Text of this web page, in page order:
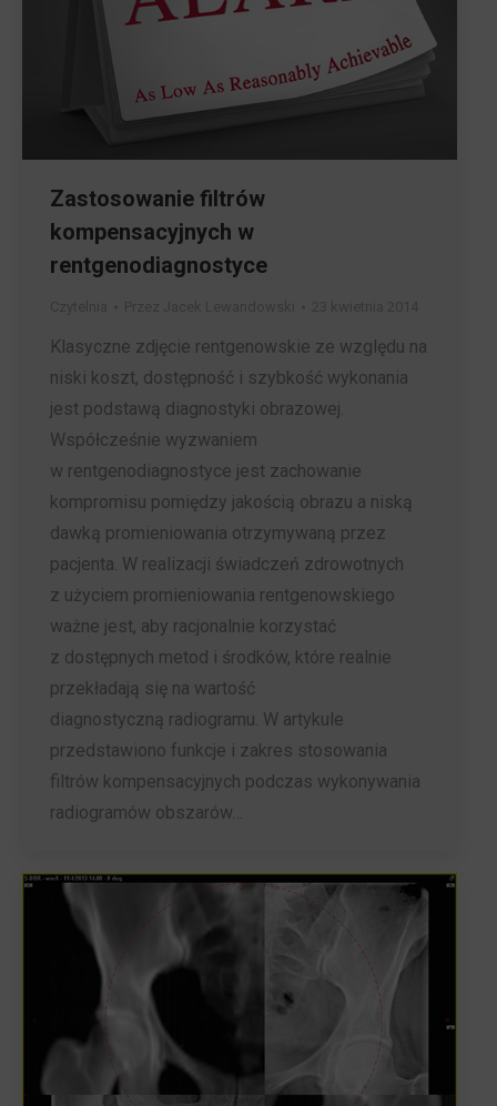
Zastosowanie filtrów
kompensacyjnych w
rentgenodiagnostyce
Klasyczne zdjęcie rentgenowskie ze względu na
niski koszt, dostępność i szybkość wykonania
jest podstawą diagnostyki obrazowej.
Współcześnie wyzwaniem
w rentgenodiagnostyce jest zachowanie
kompromisu pomiędzy jakością obrazu a niską
dawką promieniowania otrzymywaną przez
pacjenta. W realizacji świadczeń zdrowotnych
z użyciem promieniowania rentgenowskiego
ważne jest, aby racjonalnie korzystać
z dostępnych metod i środków, które realnie
przekładają się na wartość
diagnostyczną radiogramu. W artykule
przedstawiono funkcje i zakres stosowania
filtrów kompensacyjnych podczas wykonywania
radiogramów obszarów…